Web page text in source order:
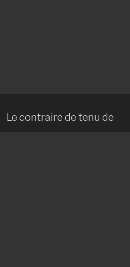
Le contraire de tenu de